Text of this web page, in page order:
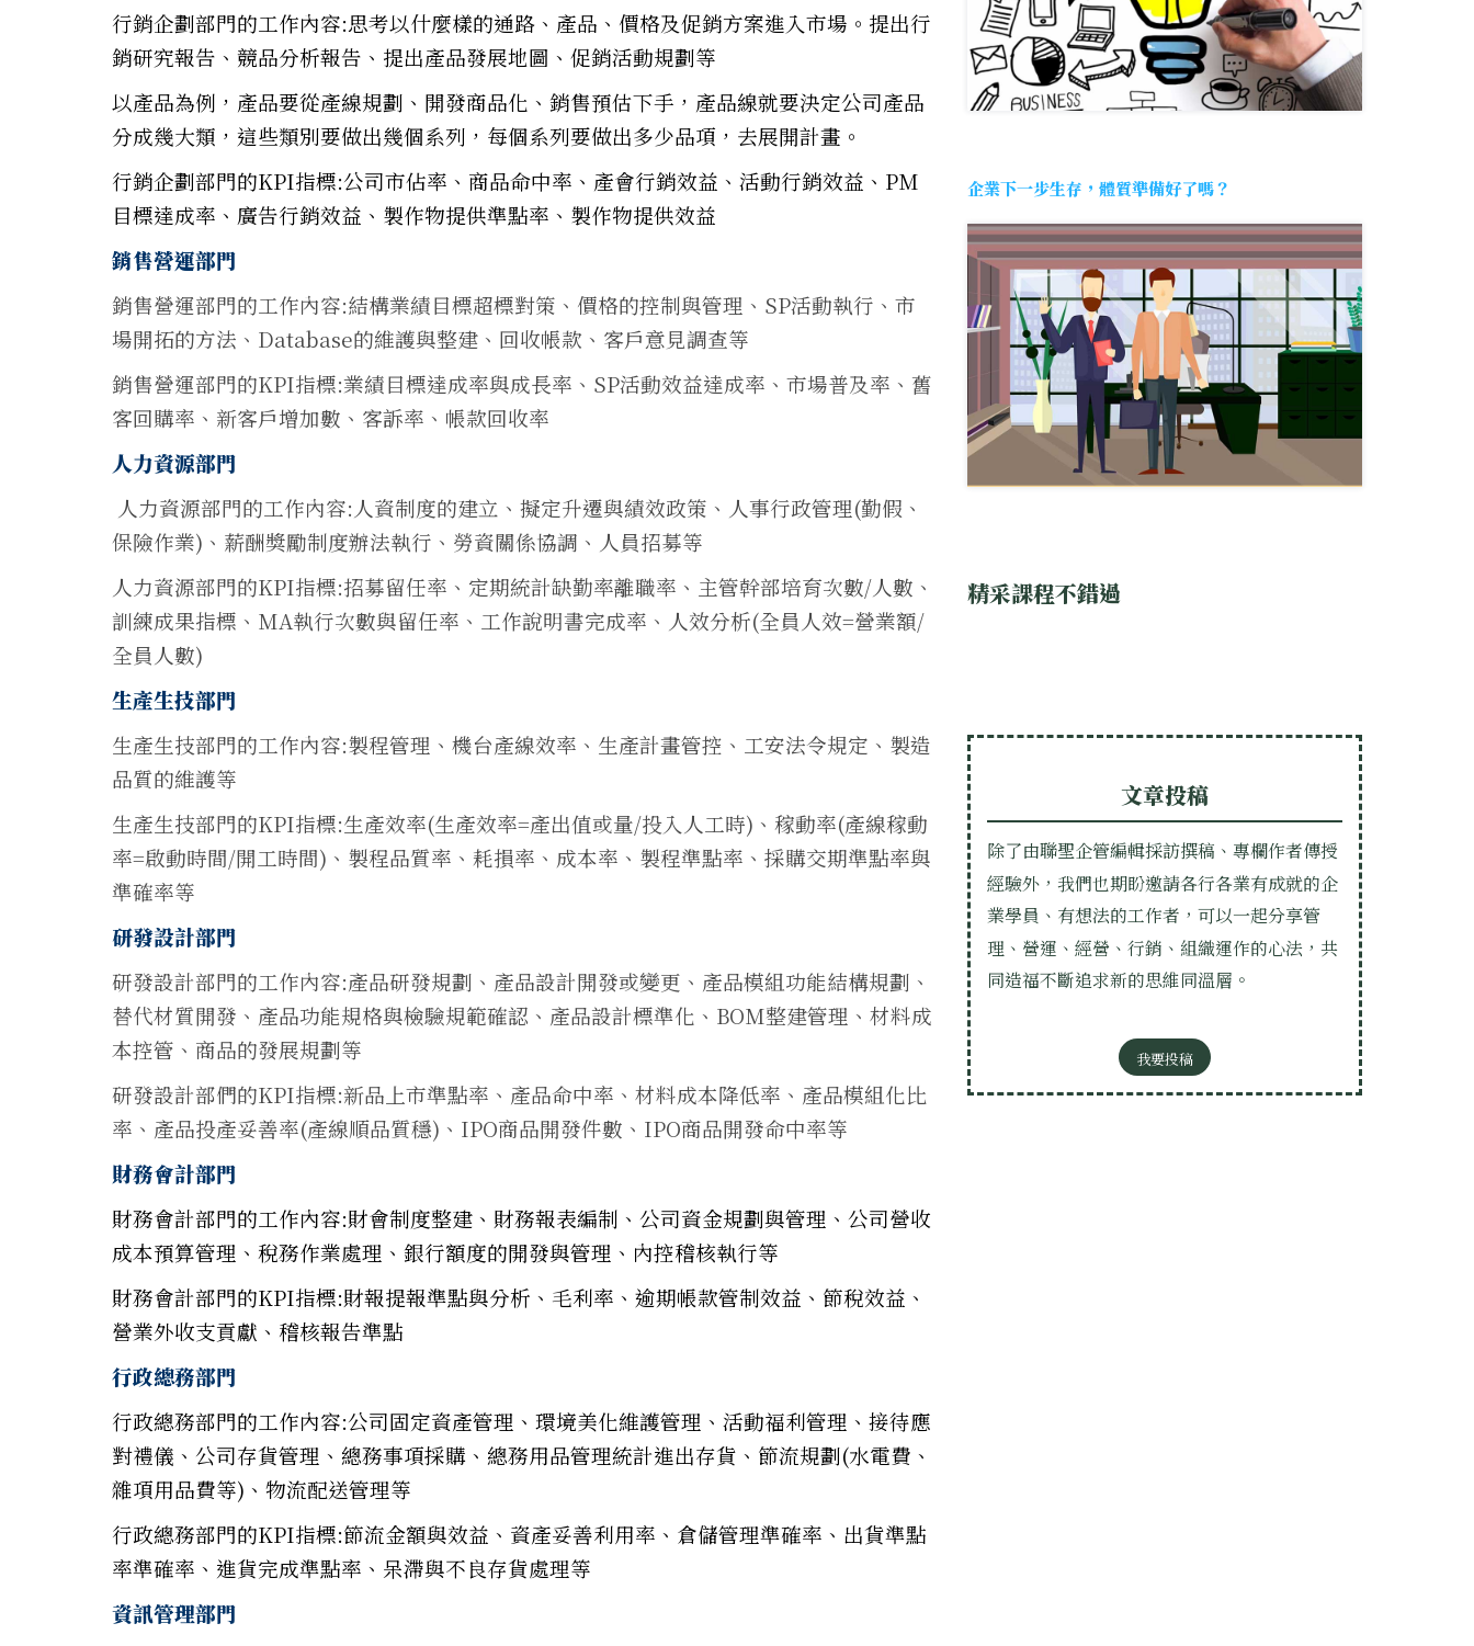
行銷企劃部門的工作內容:思考以什麼樣的通路、產品、價格及促銷方案進入市場。提出行
銷研究報告、競品分析報告、提出產品發展地圖、促銷活動規劃等
以產品為例，產品要從產線規劃、開發商品化、銷售預估下手，產品線就要決定公司產品
分成幾大類，這些類別要做出幾個系列，每個系列要做出多少品項，去展開計畫。
行銷企劃部門的KPI指標:公司市佔率、商品命中率、產會行銷效益、活動行銷效益、PM
目標達成率、廣告行銷效益、製作物提供準點率、製作物提供效益
銷售營運部門
銷售營運部門的工作內容:結構業績目標超標對策、價格的控制與管理、SP活動執行、市
場開拓的方法、Database的維護與整建、回收帳款、客戶意見調查等
銷售營運部門的KPI指標:業績目標達成率與成長率、SP活動效益達成率、市場普及率、舊
客回購率、新客戶增加數、客訴率、帳款回收率
人力資源部門
人力資源部門的工作內容:人資制度的建立、擬定升遷與績效政策、人事行政管理(勤假、
保險作業)、薪酬獎勵制度辦法執行、勞資關係協調、人員招募等
人力資源部門的KPI指標:招募留任率、定期統計缺勤率離職率、主管幹部培育次數/人數、
訓練成果指標、MA執行次數與留任率、工作說明書完成率、人效分析(全員人效=營業額/
全員人數)
生產生技部門
生產生技部門的工作內容:製程管理、機台產線效率、生產計畫管控、工安法令規定、製造
品質的維護等
生產生技部門的KPI指標:生產效率(生產效率=產出值或量/投入人工時)、稼動率(產線稼動
率=啟動時間/開工時間)、製程品質率、耗損率、成本率、製程準點率、採購交期準點率與
準確率等
研發設計部門
研發設計部門的工作內容:產品研發規劃、產品設計開發或變更、產品模組功能結構規劃、
替代材質開發、產品功能規格與檢驗規範確認、產品設計標準化、BOM整建管理、材料成
本控管、商品的發展規劃等
研發設計部們的KPI指標:新品上市準點率、產品命中率、材料成本降低率、產品模組化比
率、產品投產妥善率(產線順品質穩)、IPO商品開發件數、IPO商品開發命中率等
財務會計部門
財務會計部門的工作內容:財會制度整建、財務報表編制、公司資金規劃與管理、公司營收
成本預算管理、稅務作業處理、銀行額度的開發與管理、內控稽核執行等
財務會計部門的KPI指標:財報提報準點與分析、毛利率、逾期帳款管制效益、節稅效益、
營業外收支貢獻、稽核報告準點
行政總務部門
行政總務部門的工作內容:公司固定資產管理、環境美化維護管理、活動福利管理、接待應
對禮儀、公司存貨管理、總務事項採購、總務用品管理統計進出存貨、節流規劃(水電費、
雜項用品費等)、物流配送管理等
行政總務部門的KPI指標:節流金額與效益、資產妥善利用率、倉儲管理準確率、出貨準點
率準確率、進貨完成準點率、呆滯與不良存貨處理等
資訊管理部門
企業下一步生存，體質準備好了嗎？
精采課程不錯過
文章投稿
除了由聯聖企管編輯採訪撰稿、專欄作者傳授
經驗外，我們也期盼邀請各行各業有成就的企
業學員、有想法的工作者，可以一起分享管
理、營運、經營、行銷、組織運作的心法，共
同造福不斷追求新的思維同溫層。
我要投稿